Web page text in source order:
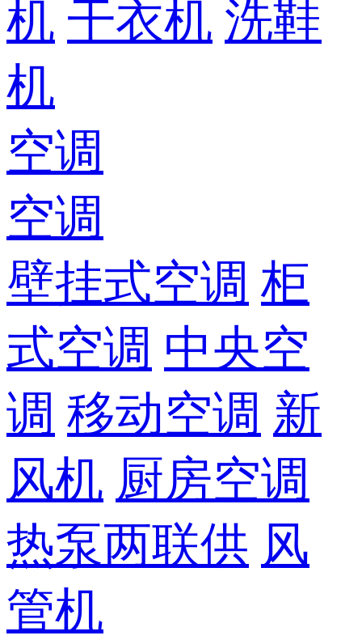
机 干衣机 洗鞋
机
空调
空调
壁挂式空调 柜
式空调 中央空
调 移动空调 新
风机 厨房空调
热泵两联供 风
管机